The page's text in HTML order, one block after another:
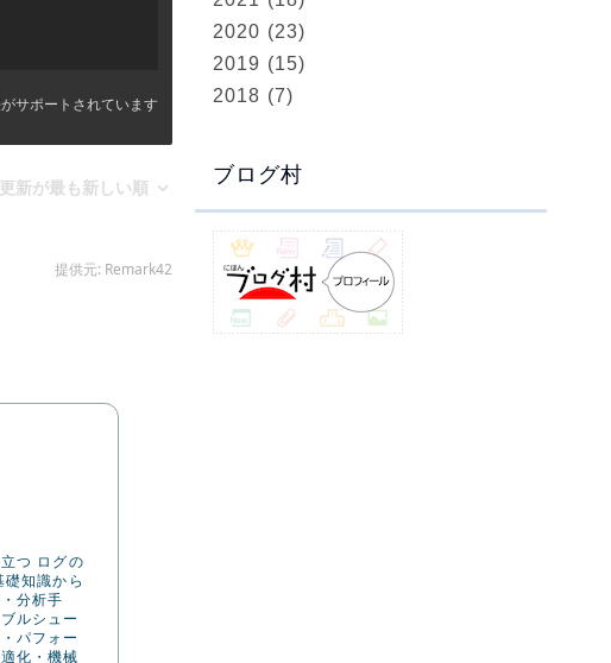
つ ログの
礎知識から
分析手
ルシュー
パフォー
化・機械
2020 (23)
2019 (15)
2018 (7)
ブログ村